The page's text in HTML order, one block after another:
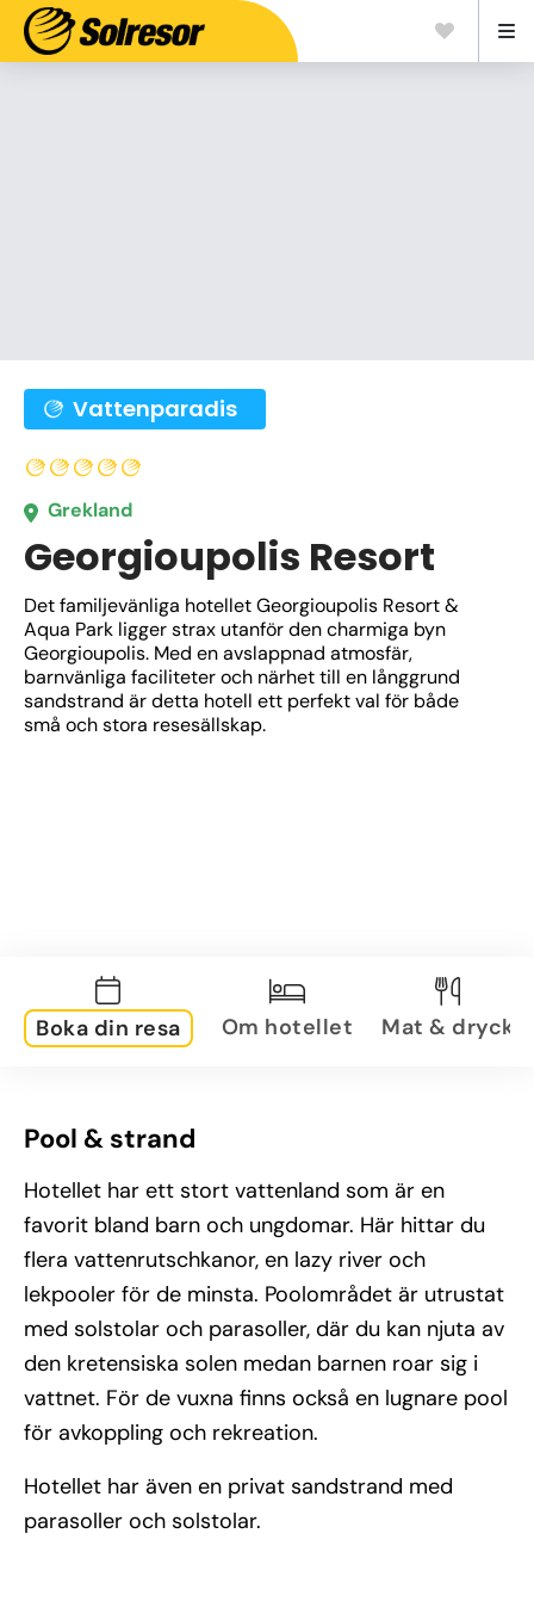
Vattenparadis
Grekland
Georgioupolis Resort
Det familjevänliga hotellet Georgioupolis Resort &
Aqua Park ligger strax utanför den charmiga byn
Georgioupolis. Med en avslappnad atmosfär,
barnvänliga faciliteter och närhet till en långgrund
sandstrand är detta hotell ett perfekt val för både
små och stora resesällskap.
Boka din resa Om hotellet Mat & dryck
Pool & strand
Hotellet har ett stort vattenland som är en
favorit bland barn och ungdomar. Här hittar du
flera vattenrutschkanor, en lazy river och
lekpooler för de minsta. Poolområdet är utrustat
med solstolar och parasoller, där du kan njuta av
den kretensiska solen medan barnen roar sig i
vattnet. För de vuxna finns också en lugnare pool
för avkoppling och rekreation.
Hotellet har även en privat sandstrand med
parasoller och solstolar.